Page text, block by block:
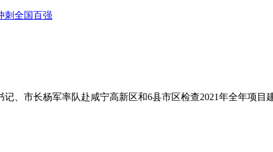
刺全国百强
、市长杨军率队赴咸宁高新区和6县市区检查2021年全年项